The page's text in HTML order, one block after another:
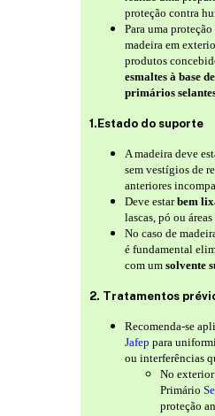
proteção contra
Para uma
madeira em
produtos
esmaltes à base
primários
1.Estado do suporte
A madeira deve
sem vestígios de
anteriores
Deve estarbem
lascas, pó ou
No caso de
é fundamental
com um solvente
2. Tratamentos
Recomenda-se
Jafep para
ou interferências
No
Primário
proteção